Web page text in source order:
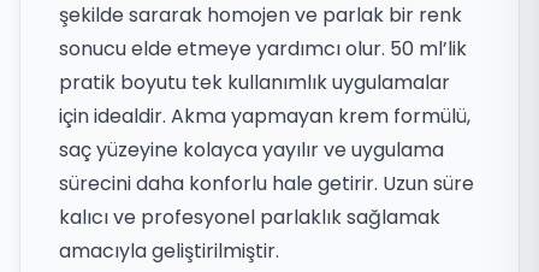
şekilde sararak homojen ve parlak bir renk
sonucu elde etmeye yardımcı olur. 50 ml’lik
pratik boyutu tek kullanımlık uygulamalar
için idealdir. Akma yapmayan krem formülü,
saç yüzeyine kolayca yayılır ve uygulama
sürecini daha konforlu hale getirir. Uzun süre
kalıcı ve profesyonel parlaklık sağlamak
amacıyla geliştirilmiştir.